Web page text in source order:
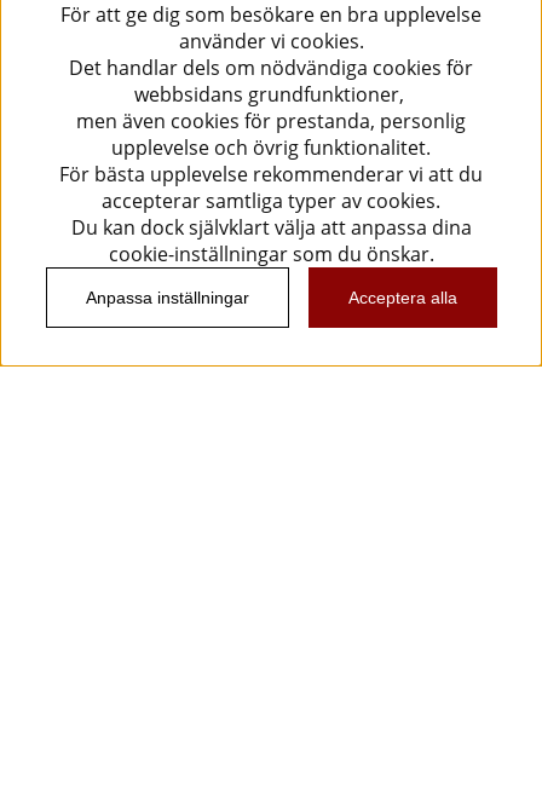
För att ge dig som besökare en bra upplevelse
använder vi cookies.
Det handlar dels om nödvändiga cookies för
webbsidans grundfunktioner,
men även cookies för prestanda, personlig
upplevelse och övrig funktionalitet.
För bästa upplevelse rekommenderar vi att du
accepterar samtliga typer av cookies.
Du kan dock självklart välja att anpassa dina
cookie-inställningar som du önskar.
Anpassa inställningar Acceptera alla